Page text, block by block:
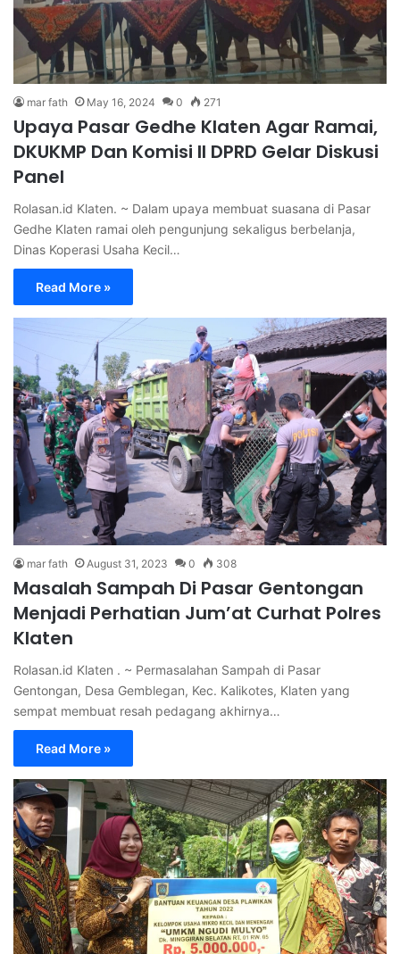
mar fath May 16, 2024 0 271
Upaya Pasar Gedhe Klaten Agar Ramai,
DKUKMP Dan Komisi II DPRD Gelar Diskusi
Panel
Rolasan.id Klaten. ~ Dalam upaya membuat suasana di Pasar
Gedhe Klaten ramai oleh pengunjung sekaligus berbelanja,
Dinas Koperasi Usaha Kecil…
Read More »
mar fath August 31, 2023 0 308
Masalah Sampah Di Pasar Gentongan
Menjadi Perhatian Jum’at Curhat Polres
Klaten
Rolasan.id Klaten . ~ Permasalahan Sampah di Pasar
Gentongan, Desa Gemblegan, Kec. Kalikotes, Klaten yang
sempat membuat resah pedagang akhirnya…
Read More »